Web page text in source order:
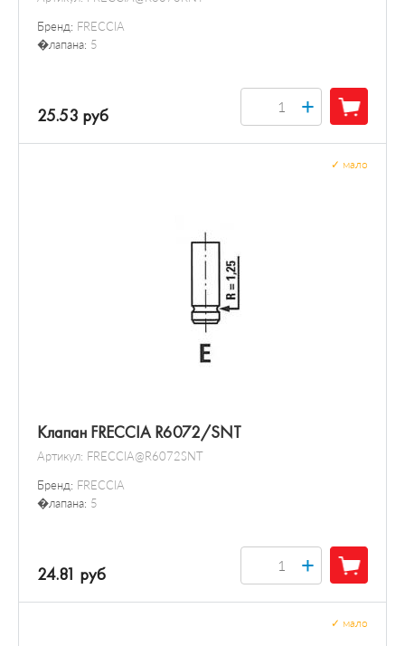
Бренд: FRECCIA
�лапана: 5
25.53 руб +
Клапан FRECCIA R6072/SNT
Артикул: FRECCIA@R6072SNT
Бренд: FRECCIA
�лапана: 5
мало
24.81 руб +
мало